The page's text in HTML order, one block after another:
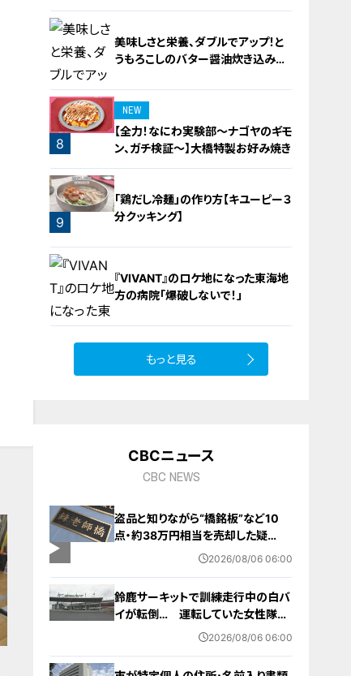
7
美味しさと栄養、ダブルでアップ！と
うもろこしのバター醤油炊き込みご
8
NEW
【全力！なにわ実験部～ナゴヤのギモ
ン、ガチ検証～】大橋特製お好み焼き
9
「鶏だし冷麺」の作り方【キユーピー３
分クッキング】
『VIVANT』のロケ地になった東海地
方の病院「爆破しないで！」
もっと見る
CBCニュース
CBC NEWS
盗品と知りながら“橋銘板”など10
点・約38万円相当を売却した疑
い… 無職の男（63）を逮捕 「知り
2026/08/06 06:00
鈴鹿サーキットで訓練走行中の白バ
イが転倒… 運転していた女性隊員
（20代）が頭を打つなどして重傷
2026/08/06 06:00